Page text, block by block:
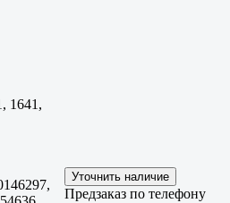
1641,
Предзаказ по телефону